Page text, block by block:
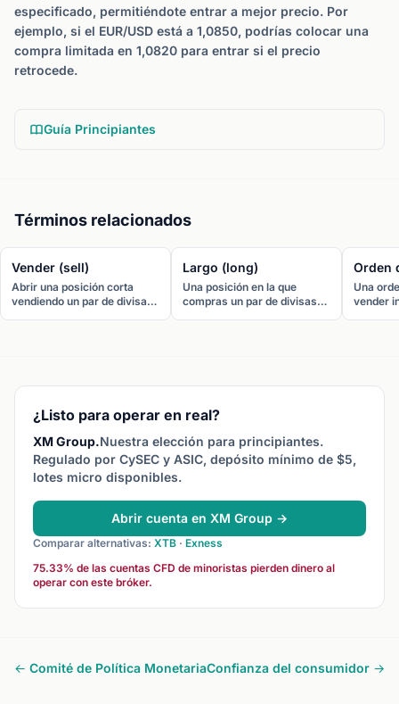
especificado, permitiéndote entrar a mejor precio. Por
ejemplo, si el EUR/USD está a 1,0850, podrías colocar una
compra limitada en 1,0820 para entrar si el precio
retrocede.
Guía Principiantes
Términos relacionados
Vender (sell)
Abrir una posición corta
vendiendo un par de divisas
Largo (long)
Una posición en la que
compras un par de divisas
Orden
Una
vender
¿Listo para operar en real?
XM Group.Nuestra elección para principiantes.
Regulado por CySEC y ASIC, depósito mínimo de $5,
lotes micro disponibles.
Abrir cuenta en XM Group →
Comparar alternativas: XTB · Exness
75.33% de las cuentas CFD de minoristas pierden dinero al
operar con este bróker.
← Comité de Política MonetariaConfianza del consumidor →